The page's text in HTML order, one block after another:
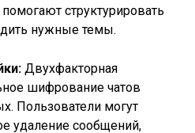
структурировать
нужные темы.
Двухфакторная
шифрование чатов
Пользователи могут
удаление сообщений,